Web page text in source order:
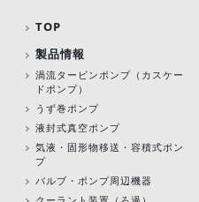
TOP
製品情報
渦流タービンポンプ （カスケー
ドポンプ）
うず巻ポンプ
液封式真空ポンプ
気液・固形物移送・容積式ポン
プ
バルブ・ポンプ周辺機器